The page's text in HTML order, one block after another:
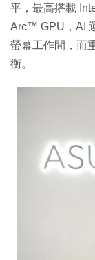
平，最高搭載
Arc™ GPU，AI
螢幕工作間，而
衡。